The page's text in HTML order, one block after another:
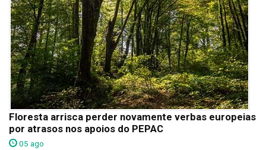
Floresta arrisca perder novamente verbas europeias
por atrasos nos apoios do PEPAC
05 ago